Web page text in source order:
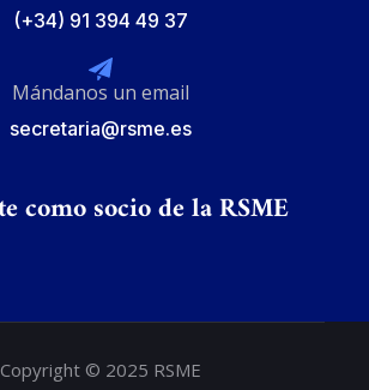
(+34) 91 394 49 37
Mándanos un email
secretaria@rsme.es
como socio de la RSME
Copyright © 2025 RSME